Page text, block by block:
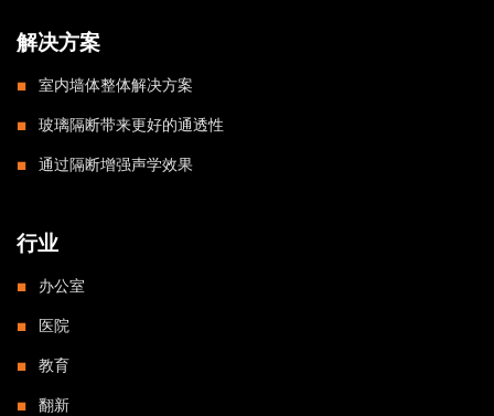
解决方案
室内墙体整体解决方案
玻璃隔断带来更好的通透性
通过隔断增强声学效果
行业
办公室
医院
教育
翻新